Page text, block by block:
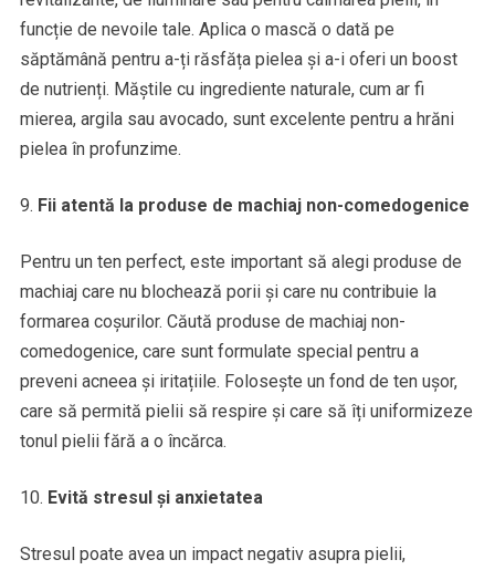
funcție de nevoile tale. Aplica o mască o dată pe
săptămână pentru a-ți răsfăța pielea și a-i oferi un boost
de nutrienți. Măștile cu ingrediente naturale, cum ar fi
mierea, argila sau avocado, sunt excelente pentru a hrăni
pielea în profunzime.
Fii atentă la produse de machiaj non-comedogenice
Pentru un ten perfect, este important să alegi produse de
machiaj care nu blochează porii și care nu contribuie la
formarea coșurilor. Căută produse de machiaj non-
comedogenice, care sunt formulate special pentru a
preveni acneea și iritațiile. Folosește un fond de ten ușor,
care să permită pielii să respire și care să îți uniformizeze
tonul pielii fără a o încărca.
Evită stresul și anxietatea
Stresul poate avea un impact negativ asupra pielii,